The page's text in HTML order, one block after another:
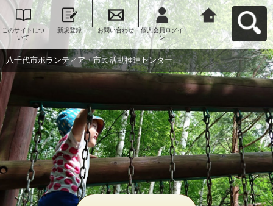
このサイトにつ
いて
新規登録 お問い合わせ
個人会員ログイ
ン
八千代市ボラン
ティア・市民活
動推進センター
へ戻る
八千代市ボランティア・市民活動推進センター